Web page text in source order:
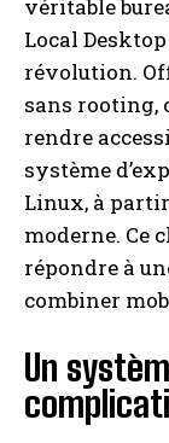
véritable
Local
révolution.
sans rooting,
rendre
système
Linux, à
moderne. Ce
répondre à
combiner
Un